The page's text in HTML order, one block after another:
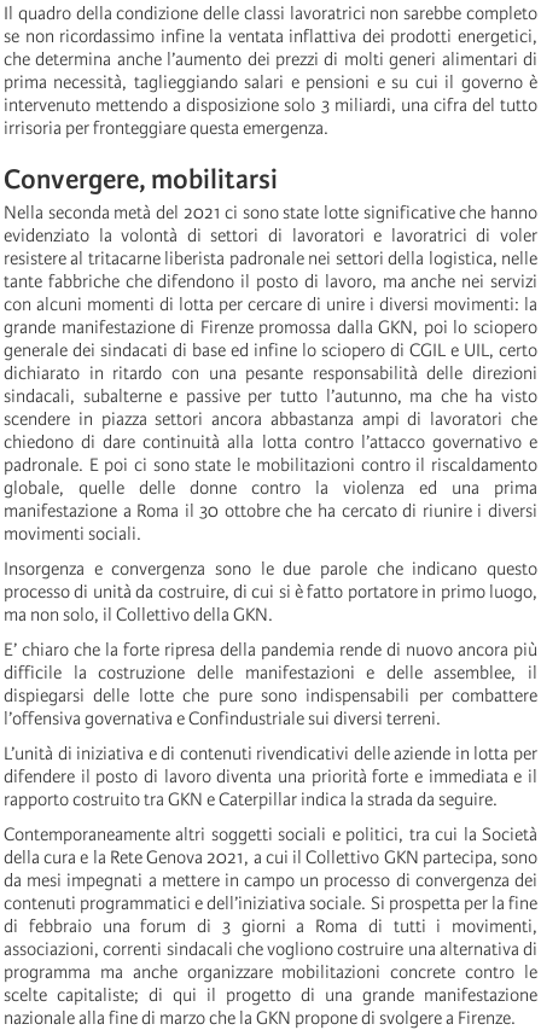
Il quadro della condizione delle classi lavoratrici non sarebbe completo
se non ricordassimo infine la ventata inflattiva dei prodotti energetici,
che determina anche l’aumento dei prezzi di molti generi alimentari di
prima necessità, taglieggiando salari e pensioni e su cui il governo è
intervenuto mettendo a disposizione solo 3 miliardi, una cifra del tutto
irrisoria per fronteggiare questa emergenza.
Convergere, mobilitarsi
Nella seconda metà del 2021 ci sono state lotte significative che hanno
evidenziato la volontà di settori di lavoratori e lavoratrici di voler
resistere al tritacarne liberista padronale nei settori della logistica, nelle
tante fabbriche che difendono il posto di lavoro, ma anche nei servizi
con alcuni momenti di lotta per cercare di unire i diversi movimenti: la
grande manifestazione di Firenze promossa dalla GKN, poi lo sciopero
generale dei sindacati di base ed infine lo sciopero di CGIL e UIL, certo
dichiarato in ritardo con una pesante responsabilità delle direzioni
sindacali, subalterne e passive per tutto l’autunno, ma che ha visto
scendere in piazza settori ancora abbastanza ampi di lavoratori che
chiedono di dare continuità alla lotta contro l’attacco governativo e
padronale. E poi ci sono state le mobilitazioni contro il riscaldamento
globale, quelle delle donne contro la violenza ed una prima
manifestazione a Roma il 30 ottobre che ha cercato di riunire i diversi
movimenti sociali.
Insorgenza e convergenza sono le due parole che indicano questo
processo di unità da costruire, di cui si è fatto portatore in primo luogo,
ma non solo, il Collettivo della GKN.
E’ chiaro che la forte ripresa della pandemia rende di nuovo ancora più
difficile la costruzione delle manifestazioni e delle assemblee, il
dispiegarsi delle lotte che pure sono indispensabili per combattere
l’offensiva governativa e Confindustriale sui diversi terreni.
L’unità di iniziativa e di contenuti rivendicativi delle aziende in lotta per
difendere il posto di lavoro diventa una priorità forte e immediata e il
rapporto costruito tra GKN e Caterpillar indica la strada da seguire.
Contemporaneamente altri soggetti sociali e politici, tra cui la Società
della cura e la Rete Genova 2021, a cui il Collettivo GKN partecipa, sono
da mesi impegnati a mettere in campo un processo di convergenza dei
contenuti programmatici e dell’iniziativa sociale. Si prospetta per la fine
di febbraio una forum di 3 giorni a Roma di tutti i movimenti,
associazioni, correnti sindacali che vogliono costruire una alternativa di
programma ma anche organizzare mobilitazioni concrete contro le
scelte capitaliste; di qui il progetto di una grande manifestazione
nazionale alla fine di marzo che la GKN propone di svolgere a Firenze.